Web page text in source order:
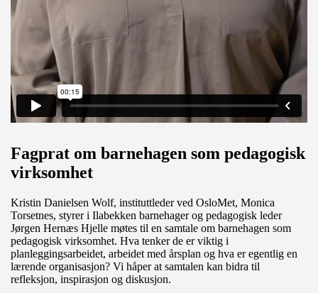
Fagprat om barnehagen som pedagogisk
virksomhet
Kristin Danielsen Wolf, instituttleder ved OsloMet, Monica
Torsetnes, styrer i Ilabekken barnehager og pedagogisk leder
Jørgen Hernæs Hjelle møtes til en samtale om barnehagen som
pedagogisk virksomhet. Hva tenker de er viktig i
planleggingsarbeidet, arbeidet med årsplan og hva er egentlig en
lærende organisasjon? Vi håper at samtalen kan bidra til
refleksjon, inspirasjon og diskusjon.